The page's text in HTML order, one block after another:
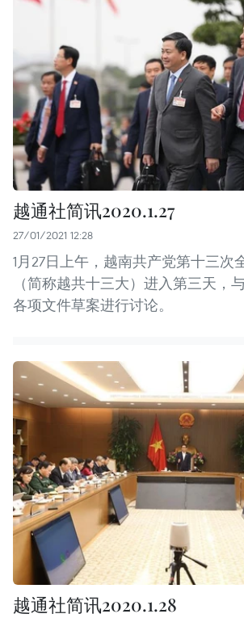
越通社简讯2020.1.27
27/01/2021 12:28
1月27日上午，越南共产党第十三次
（简称越共十三大）进入第三天，
各项文件草案进行讨论。
越通社简讯2020.1.28